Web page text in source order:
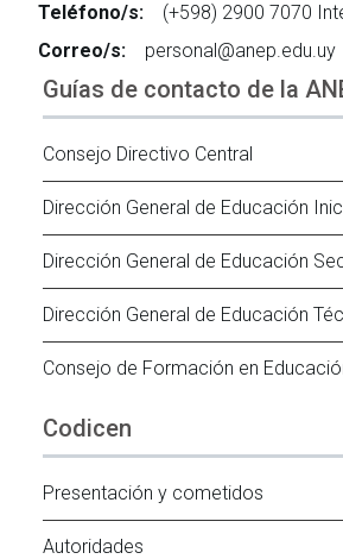
Teléfono/s:
(+598) 2900 7070
Correo/s:
personal@anep.edu.uy
Guías de contacto de la
Consejo Directivo Central
Dirección General de Educación
Dirección General de Educación
Dirección General de Educación
Consejo de Formación en
Codicen
Presentación y cometidos
Autoridades